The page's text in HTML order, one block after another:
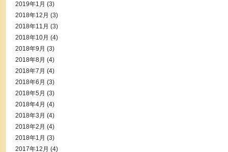
2019年1月 (3)
2018年12月 (3)
2018年11月 (3)
2018年10月 (4)
2018年9月 (3)
2018年8月 (4)
2018年7月 (4)
2018年6月 (3)
2018年5月 (3)
2018年4月 (4)
2018年3月 (4)
2018年2月 (4)
2018年1月 (3)
2017年12月 (4)